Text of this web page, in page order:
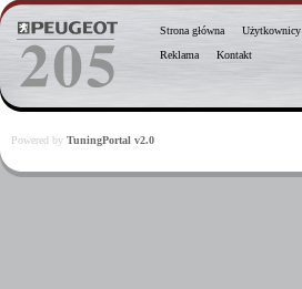
Strona główna Użytkownicy
Reklama
Kontakt
Powered by TuningPortal v2.0